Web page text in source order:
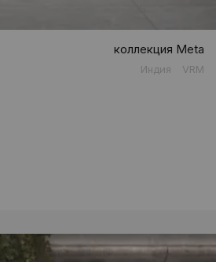
коллекция Meta
Индия VRM